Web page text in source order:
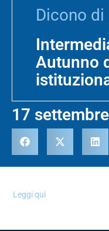
Dicono di
Autunno
17
Leggi qui